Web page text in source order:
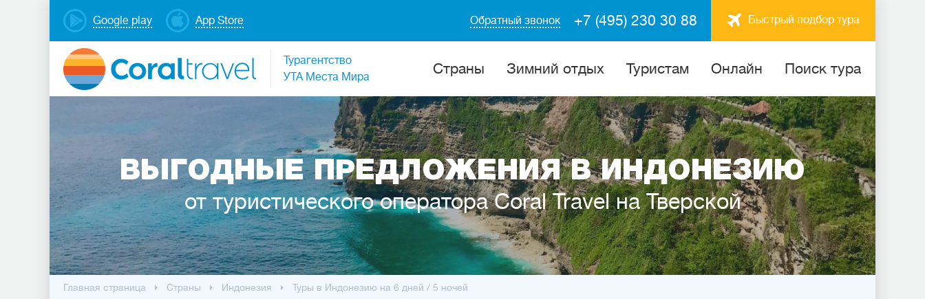
Google play App Store Быстрый подбор тура
+7 (495) 230 30 88
Обратный звонок
Турагентство
УТА Места Мира
Cтраны Зимний отдых Туристам Онлайн Поиск тура
ВЫГОДНЫЕ ПРЕДЛОЖЕНИЯ В ИНДОНЕЗИЮ
от туристического оператора Coral Travel на Тверской
Главная страница Cтраны Индонезия Туры в Индонезию на 6 дней / 5 ночей